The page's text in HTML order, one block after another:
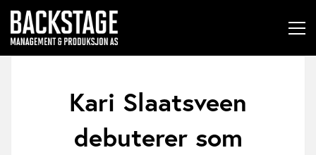
Kari Slaatsveen
debuterer som